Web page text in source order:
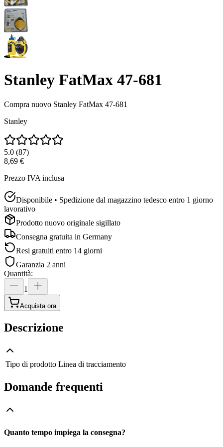
Stanley FatMax 47-681
Compra nuovo Stanley FatMax 47-681
Stanley
5.0 (87)
8,69 €
Prezzo IVA inclusa
Disponibile • Spedizione dal magazzino tedesco entro 1 giorno
lavorativo
Prodotto nuovo originale sigillato
Consegna gratuita in Germany
Resi gratuiti entro 14 giorni
Garanzia 2 anni
Quantità:
1
Acquista ora
Descrizione
Tipo di prodotto Linea di tracciamento
Domande frequenti
Quanto tempo impiega la consegna?